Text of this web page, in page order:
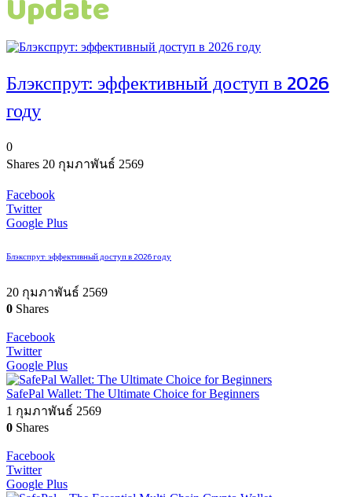
Update
Блэкспрут: эффективный доступ в 2026
году
0
Shares 20 กุมภาพันธ์ 2569
Facebook
Twitter
Google Plus
Блэкспрут: эффективный доступ в 2026 году
20 กุมภาพันธ์ 2569
0 Shares
Facebook
Twitter
Google Plus
SafePal Wallet: The Ultimate Choice for Beginners
1 กุมภาพันธ์ 2569
0 Shares
Facebook
Twitter
Google Plus